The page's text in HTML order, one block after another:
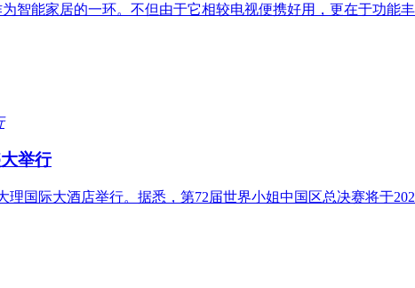
智能家居的一环。不但由于它相较电视便携好用，更在于功能
举行
国际大酒店举行。据悉，第72届世界小姐中国区总决赛将于